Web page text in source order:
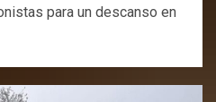
para un descanso en